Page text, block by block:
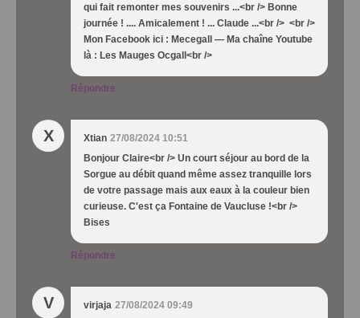
qui fait remonter mes souvenirs ...<br /> Bonne
journée ! .... Amicalement ! ... Claude ...<br /> <br />
Mon Facebook ici : Mecegall — Ma chaîne Youtube
là : Les Mauges Ocgall<br />
Répondre
X Xtian 27/08/2024 10:51
Bonjour Claire<br /> Un court séjour au bord de la
Sorgue au débit quand même assez tranquille lors
de votre passage mais aux eaux à la couleur bien
curieuse. C'est ça Fontaine de Vaucluse !<br />
Bises
Répondre
V virjaja 27/08/2024 09:49